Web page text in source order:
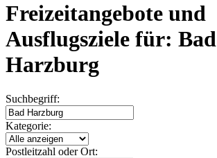
Freizeitangebote und
Ausflugsziele für: Bad
Harzburg
Suchbegriff:
Kategorie:
Postleitzahl oder Ort: